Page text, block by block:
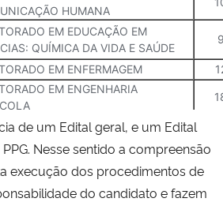
de um Edital geral, e um Edital
Nesse sentido a compreensão
execução dos procedimentos de
do candidato e fazem